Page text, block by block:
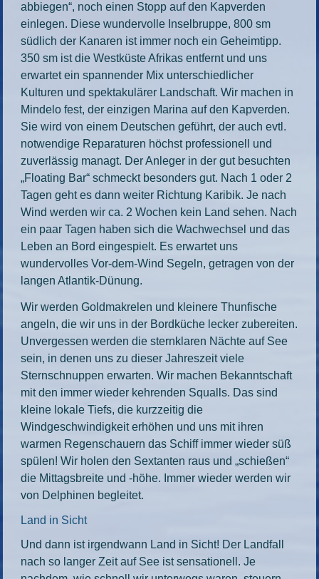
abbiegen“, noch einen Stopp auf den Kapverden
einlegen. Diese wundervolle Inselbruppe, 800 sm
südlich der Kanaren ist immer noch ein Geheimtipp.
350 sm ist die Westküste Afrikas entfernt und uns
erwartet ein spannender Mix unterschiedlicher
Kulturen und spektakulärer Landschaft. Wir machen in
Mindelo fest, der einzigen Marina auf den Kapverden.
Sie wird von einem Deutschen geführt, der auch evtl.
notwendige Reparaturen höchst professionell und
zuverlässig managt. Der Anleger in der gut besuchten
„Floating Bar“ schmeckt besonders gut. Nach 1 oder 2
Tagen geht es dann weiter Richtung Karibik. Je nach
Wind werden wir ca. 2 Wochen kein Land sehen. Nach
ein paar Tagen haben sich die Wachwechsel und das
Leben an Bord eingespielt. Es erwartet uns
wundervolles Vor-dem-Wind Segeln, getragen von der
langen Atlantik-Dünung.
Wir werden Goldmakrelen und kleinere Thunfische
angeln, die wir uns in der Bordküche lecker zubereiten.
Unvergessen werden die sternklaren Nächte auf See
sein, in denen uns zu dieser Jahreszeit viele
Sternschnuppen erwarten. Wir machen Bekanntschaft
mit den immer wieder kehrenden Squalls. Das sind
kleine lokale Tiefs, die kurzzeitig die
Windgeschwindigkeit erhöhen und uns mit ihren
warmen Regenschauern das Schiff immer wieder süß
spülen! Wir holen den Sextanten raus und „schießen“
die Mittagsbreite und -höhe. Immer wieder werden wir
von Delphinen begleitet.
Land in Sicht
Und dann ist irgendwann Land in Sicht! Der Landfall
nach so langer Zeit auf See ist sensationell. Je